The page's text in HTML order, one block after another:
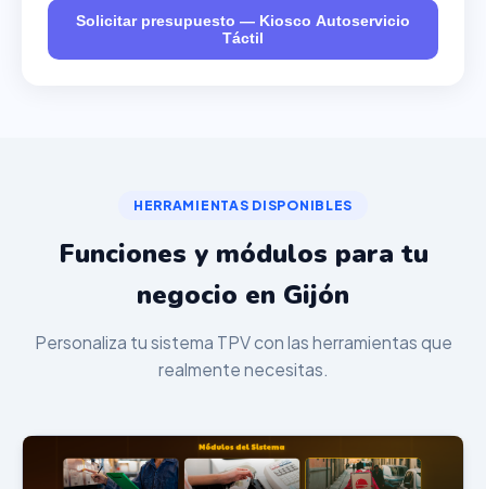
Solicitar presupuesto — Kiosco Autoservicio
Táctil
HERRAMIENTAS DISPONIBLES
Funciones y módulos para tu
negocio en Gijón
Personaliza tu sistema TPV con las herramientas que
realmente necesitas.